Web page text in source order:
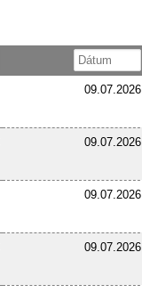
09.07.2026
09.07.2026
09.07.2026
09.07.2026